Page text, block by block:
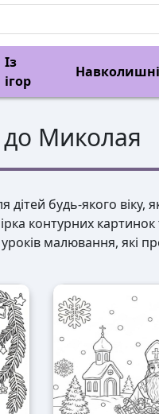
Із
ігор
Миколая
будь-якого віку,
контурних
малювання, які